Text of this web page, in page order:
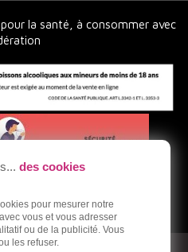
la santé, à consommer avec
des cookies
pour mesurer notre
vous et vous adresser
ou de la publicité. Vous
les refuser.